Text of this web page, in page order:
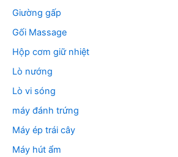
Giường gấp
Gối Massage
Hộp cơm giữ nhiệt
Lò nướng
Lò vi sóng
máy đánh trứng
Máy ép trái cây
Máy hút ẩm